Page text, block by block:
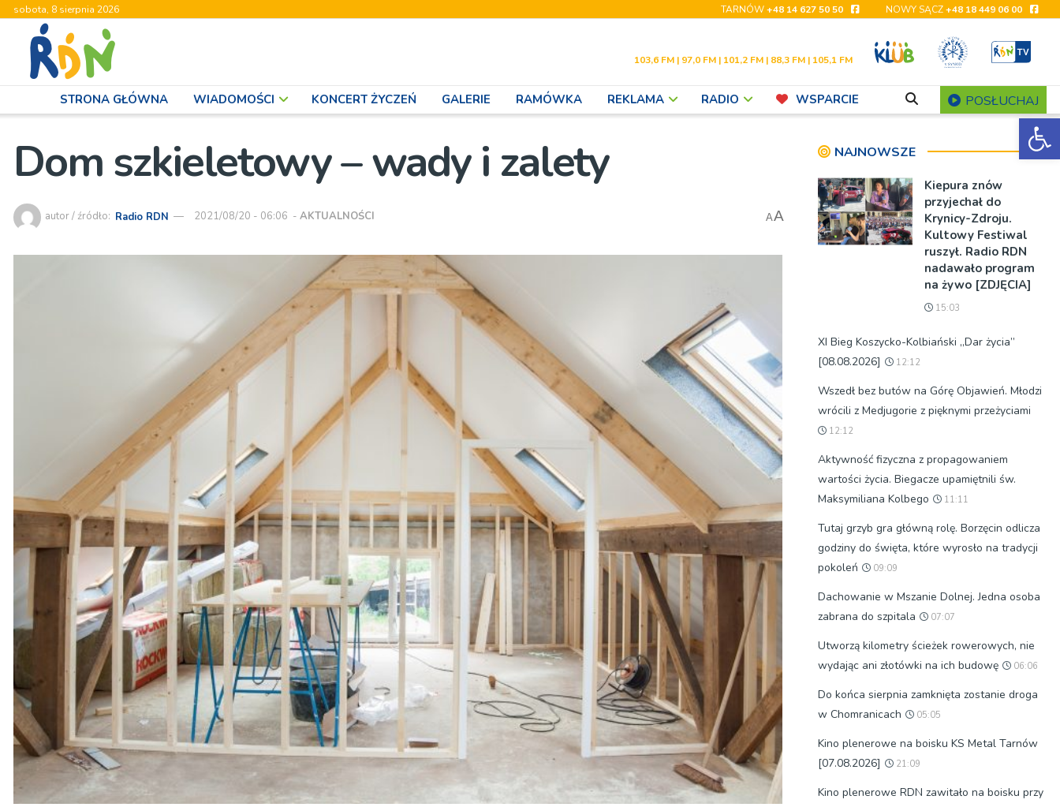
sobota, 8 sierpnia 2026 TARNÓW+48 14 627 50 50 NOWY SĄCZ+48 18 449 06 00
103,6 FM | 97,0 FM | 101,2 FM | 88,3 FM | 105,1 FM
STRONA GŁÓWNA WIADOMOŚCI KONCERT ŻYCZEŃ GALERIE RAMÓWKA REKLAMA RADIO WSPARCIE POSŁUCHAJ
Dom szkieletowy – wady i zalety
autor / źródło: Radio RDN 2021/08/20 - 06:06 - AKTUALNOŚCI AA
NAJNOWSZE
Kiepura znów
przyjechał do
Krynicy-Zdroju.
Kultowy Festiwal
ruszył. Radio RDN
nadawało program
na żywo [ZDJĘCIA]
15:03
XI Bieg Koszycko-Kolbiański „Dar życia”
[08.08.2026]
12:12
Wszedł bez butów na Górę Objawień. Młodzi
wrócili z Medjugorie z pięknymi przeżyciami
12:12
Aktywność fizyczna z propagowaniem
wartości życia. Biegacze upamiętnili św.
Maksymiliana Kolbego
11:11
Tutaj grzyb gra główną rolę. Borzęcin odlicza
godziny do święta, które wyrosło na tradycji
pokoleń
09:09
Dachowanie w Mszanie Dolnej. Jedna osoba
zabrana do szpitala
07:07
Utworzą kilometry ścieżek rowerowych, nie
wydając ani złotówki na ich budowę
06:06
Do końca sierpnia zamknięta zostanie droga
w Chomranicach
05:05
Kino plenerowe na boisku KS Metal Tarnów
[07.08.2026]
21:09
Kino plenerowe RDN zawitało na boisku przy